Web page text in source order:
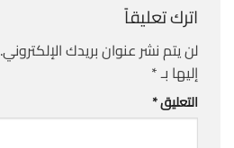
اترك تعليقاً
لن يتم نشر عنوان بريدك الإلكتروني.
إليها بـ*
التعليق*